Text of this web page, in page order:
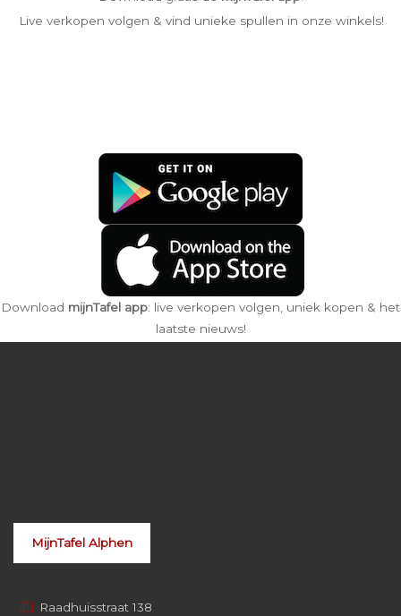
Live verkopen volgen & vind unieke spullen in onze winkels!
Download mijnTafel app: live verkopen volgen, uniek kopen & het
laatste nieuws!
MijnTafel Alphen
Raadhuisstraat 138